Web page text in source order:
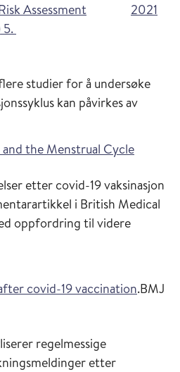
Assessment
2021
studier for å undersøke
kan påvirkes av
the Menstrual Cycle
etter covid-19 vaksinasjon
i British Medical
oppfordring til videre
covid-19 vaccination.BMJ
regelmessige
etter